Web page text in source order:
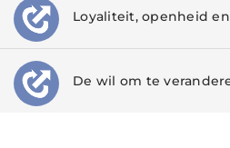
Loyaliteit, openheid
De wil om te